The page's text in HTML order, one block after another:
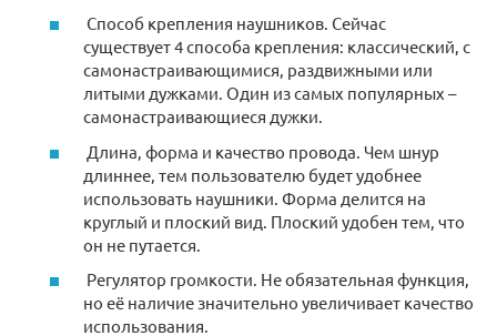
Способ крепления наушников. Сейчас
существует 4 способа крепления: классический, с
самонастраивающимися, раздвижными или
литыми дужками. Один из самых популярных –
самонастраивающиеся дужки.
Длина, форма и качество провода. Чем шнур
длиннее, тем пользователю будет удобнее
использовать наушники. Форма делится на
круглый и плоский вид. Плоский удобен тем, что
он не путается.
Регулятор громкости. Не обязательная функция,
но её наличие значительно увеличивает качество
использования.